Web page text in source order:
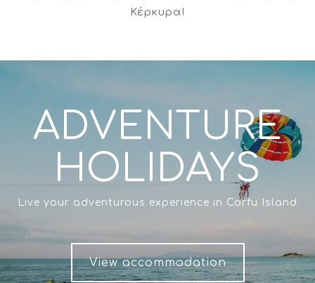
Κέρκυρα!
ADVENTURE
HOLIDAYS
Live your adventurous experience in Corfu Island
View accommodation